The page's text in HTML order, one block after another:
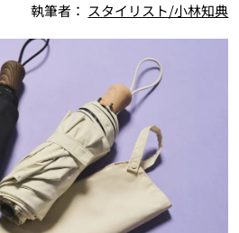
執筆者： スタイリスト/小林知典